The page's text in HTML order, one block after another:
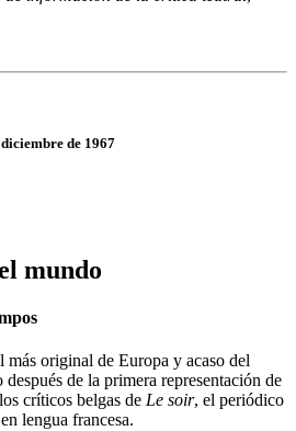
de 1967
mundo
más original de Europa y acaso del
de la primera representación de
críticos belgas de Le soir, el periódico
lengua francesa.